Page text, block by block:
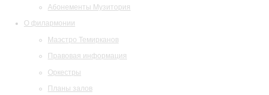
Абонементы Музитория
О филармонии
Маэстро Темирканов
Правовая информация
Оркестры
Планы залов